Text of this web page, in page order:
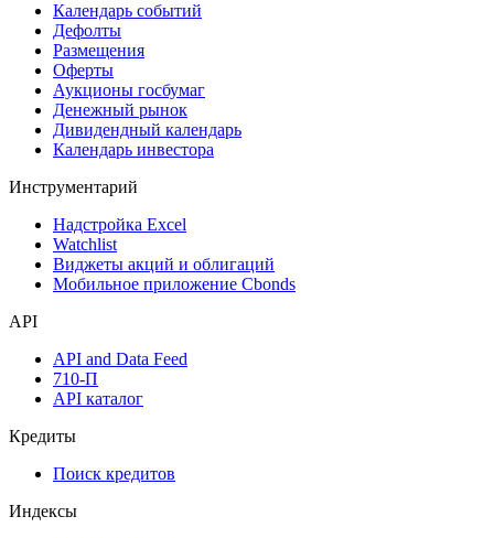
Календарь событий
Дефолты
Размещения
Оферты
Аукционы госбумаг
Денежный рынок
Дивидендный календарь
Календарь инвестора
Инструментарий
Надстройка Excel
Watchlist
Виджеты акций и облигаций
Мобильное приложение Cbonds
API
API and Data Feed
710-П
API каталог
Кредиты
Поиск кредитов
Индексы